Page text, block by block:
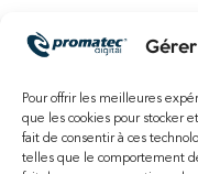
Pour offrir les meilleures
que les cookies pour stocker
fait de consentir à ces
telles que le comportement
Agence WordPress
Agence WordPress
Agence WordPress
Agence WordPress